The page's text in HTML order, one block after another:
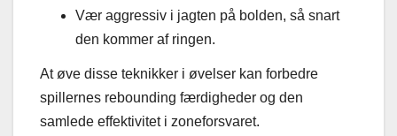
Vær aggressiv i jagten på bolden, så snart
den kommer af ringen.
At øve disse teknikker i øvelser kan forbedre
spillernes rebounding færdigheder og den
samlede effektivitet i zoneforsvaret.